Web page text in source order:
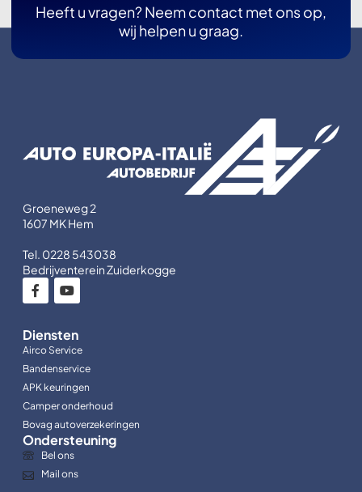
Heeft u vragen? Neem contact met ons op,
wij helpen u graag.
Groeneweg 2
1607 MK Hem
Tel. 0228 543038
Bedrijventerein Zuiderkogge
Diensten
Airco Service
Bandenservice
APK keuringen
Camper onderhoud
Bovag autoverzekeringen
Ondersteuning
Bel ons
Mail ons